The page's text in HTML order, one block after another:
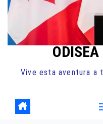
Vive esta aventura a